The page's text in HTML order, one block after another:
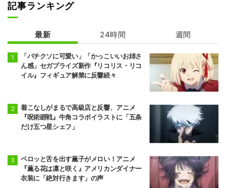
見えている
険者の日常
記事ランキング
最新 24時間 週間
「バチクソに可愛い」「かっこいいお姉さ
ん感」セガプライズ新作『リコリス・リコ
イル』フィギュア解禁に反響続々
着こなしがまるで高級店と反響、アニメ
『呪術廻戦』牛角コラボイラストに「五条
だけ五つ星シェフ」
ペロッと舌を出す薫子がメロい！アニメ
『薫る花は凛と咲く』アメリカンダイナー
衣装に「絶対行きます」の声